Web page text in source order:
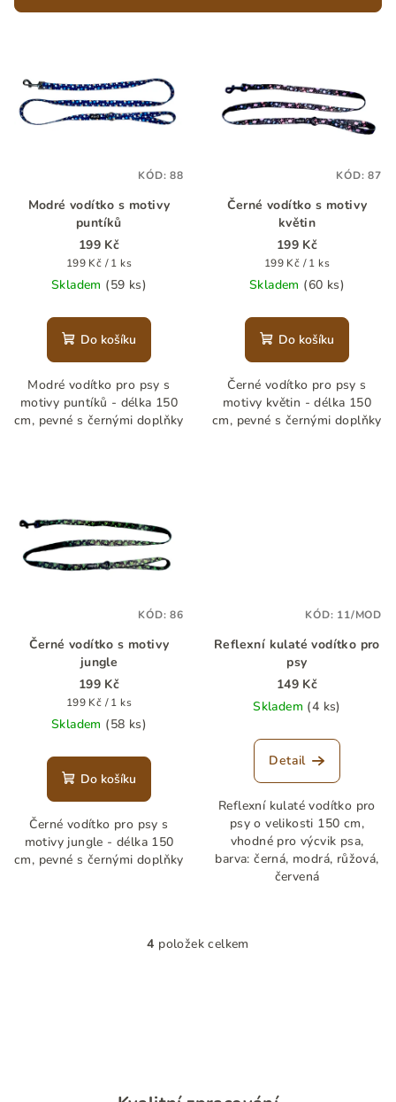
r
Modré vodítko s motivy
puntíků
199 Kč
Měrná
cena:
199 Kč / 1 ks
Skladem (59 ks)
Do košíku
Modré vodítko pro psy s
motivy puntíků - délka 150
cm, pevné s černými doplňky
KÓD:88
Černé vodítko s motivy
květin
199 Kč
Měrná
cena:
199 Kč / 1 ks
Skladem (60 ks)
Do košíku
Černé vodítko pro psy s
motivy květin - délka 150
cm, pevné s černými doplňky
KÓD:87
Černé vodítko s motivy
jungle
199 Kč
Měrná
cena:
199 Kč / 1 ks
Skladem (58 ks)
Do košíku
Černé vodítko pro psy s
motivy jungle - délka 150
cm, pevné s černými doplňky
KÓD:86
Reflexní kulaté vodítko pro
psy
149 Kč
Skladem (4 ks)
Detail
Reflexní kulaté vodítko pro
psy o velikosti 150 cm,
vhodné pro výcvik psa,
barva: černá, modrá, růžová,
červená
KÓD: 11/MOD
O
í
4 položek celkem